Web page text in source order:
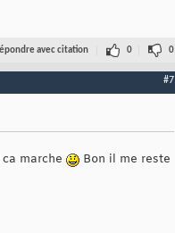
avec citation 0 0
#7
marche
Bon il me reste